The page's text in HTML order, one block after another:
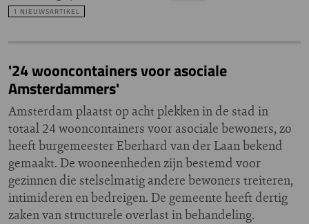
1 NIEUWSARTIKEL
'24 wooncontainers voor asociale
Amsterdammers'
Amsterdam plaatst op acht plekken in de stad in
totaal 24 wooncontainers voor asociale bewoners, zo
heeft burgemeester Eberhard van der Laan bekend
gemaakt. De wooneenheden zijn bestemd voor
gezinnen die stelselmatig andere bewoners treiteren,
intimideren en bedreigen. De gemeente heeft dertig
zaken van structurele overlast in behandeling.